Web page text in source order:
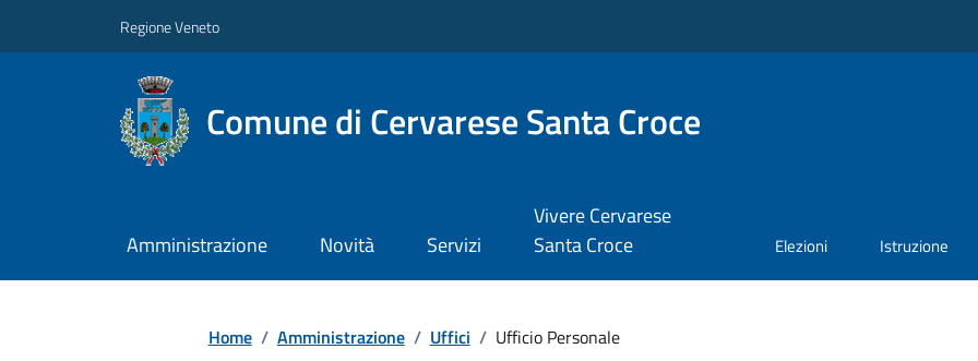
Regione Veneto
Comune di Cervarese Santa Croce
Amministrazione Novità Servizi
Vivere Cervarese
Santa Croce
Elezioni Istruzione
Home / Amministrazione / Uffici / Ufficio Personale